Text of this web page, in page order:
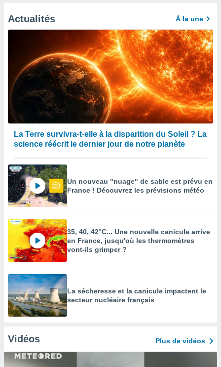
Actualités À la une
La Terre survivra-t-elle à la disparition du Soleil ? La
science réécrit le dernier jour de notre planète
Un nouveau "nuage" de sable est prévu en
France ! Découvrez les prévisions météo
35, 40, 42°C... Une nouvelle canicule arrive
en France, jusqu'où les thermomètres
vont-ils grimper ?
La sécheresse et la canicule impactent le
secteur nucléaire français
Vidéos Plus de vidéos